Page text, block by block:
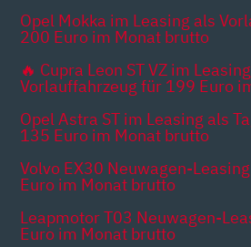
Opel Mokka im Leasing als
200 Euro im Monat brutto
🔥 Cupra Leon ST VZ im
Vorlauffahrzeug für 199 Euro
Opel Astra ST im Leasing als
135 Euro im Monat brutto
Volvo EX30 Neuwagen-
Euro im Monat brutto
Leapmotor T03 Neuwagen-
Euro im Monat brutto